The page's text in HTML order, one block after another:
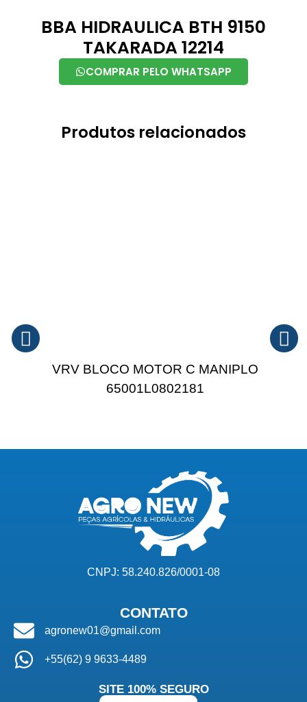
BBA HIDRAULICA BTH 9150
TAKARADA 12214
COMPRAR PELO WHATSAPP
Produtos relacionados
VRV BLOCO MOTOR C MANIPLO
65001L0802181
CNPJ: 58.240.826/0001-08
CONTATO
agronew01@gmail.com
+55(62) 9 9633-4489
SITE 100% SEGURO